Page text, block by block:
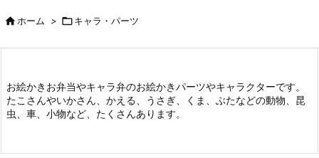


検索
ホーム > キャラ・パーツ
お絵かきお弁当やキャラ弁のお絵かきパーツやキャラクターです。
たこさんやいかさん、かえる、うさぎ、くま、ぶたなどの動物、昆
虫、車、小物など、たくさんあります。